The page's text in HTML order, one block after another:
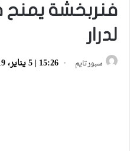
فنربخشة يمنح
لدرار
سبورتايم 15:26 | 5 يناير، 2019